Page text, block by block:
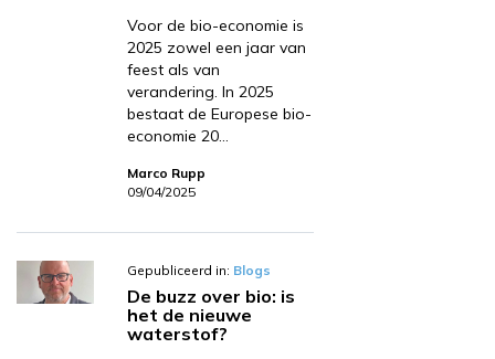
Voor de bio-economie is
2025 zowel een jaar van
feest als van
verandering. In 2025
bestaat de Europese bio-
economie 20…
Marco Rupp
09/04/2025
Gepubliceerd in: Blogs
De buzz over bio: is
het de nieuwe
waterstof?